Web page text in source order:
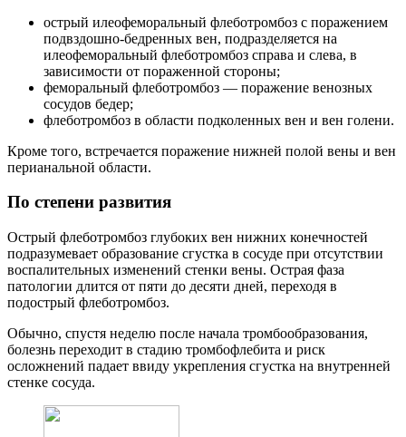
острый илеофеморальный флеботромбоз с поражением
подвздошно-бедренных вен, подразделяется на
илеофеморальный флеботромбоз справа и слева, в
зависимости от пораженной стороны;
феморальный флеботромбоз — поражение венозных
сосудов бедер;
флеботромбоз в области подколенных вен и вен голени.
Кроме того, встречается поражение нижней полой вены и вен
перианальной области.
По степени развития
Острый флеботромбоз глубоких вен нижних конечностей
подразумевает образование сгустка в сосуде при отсутствии
воспалительных изменений стенки вены. Острая фаза
патологии длится от пяти до десяти дней, переходя в
подострый флеботромбоз.
Обычно, спустя неделю после начала тромбообразования,
болезнь переходит в стадию тромбофлебита и риск
осложнений падает ввиду укрепления сгустка на внутренней
стенке сосуда.